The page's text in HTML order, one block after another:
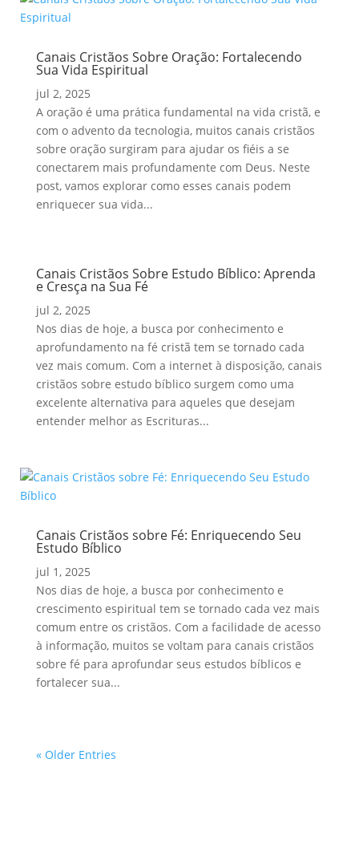
Canais Cristãos Sobre Oração: Fortalecendo
Sua Vida Espiritual
jul 2, 2025
A oração é uma prática fundamental na vida cristã, e
com o advento da tecnologia, muitos canais cristãos
sobre oração surgiram para ajudar os fiéis a se
conectarem mais profundamente com Deus. Neste
post, vamos explorar como esses canais podem
enriquecer sua vida...
Canais Cristãos Sobre Estudo Bíblico: Aprenda
e Cresça na Sua Fé
jul 2, 2025
Nos dias de hoje, a busca por conhecimento e
aprofundamento na fé cristã tem se tornado cada
vez mais comum. Com a internet à disposição, canais
cristãos sobre estudo bíblico surgem como uma
excelente alternativa para aqueles que desejam
entender melhor as Escrituras...
Canais Cristãos sobre Fé: Enriquecendo Seu
Estudo Bíblico
jul 1, 2025
Nos dias de hoje, a busca por conhecimento e
crescimento espiritual tem se tornado cada vez mais
comum entre os cristãos. Com a facilidade de acesso
à informação, muitos se voltam para canais cristãos
sobre fé para aprofundar seus estudos bíblicos e
fortalecer sua...
« Older Entries